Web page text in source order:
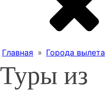
Главная » Города вылета
Туры из